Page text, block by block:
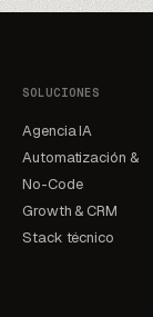
SOLUCIONES
Agencia IA
Automatización &
No-Code
Growth & CRM
Stack técnico